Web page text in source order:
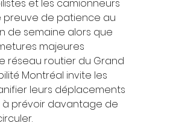
et les camionneurs
preuve de patience au
de semaine alors que
majeures
réseau routier du Grand
Montréal invite les
leurs déplacements
à prévoir davantage de